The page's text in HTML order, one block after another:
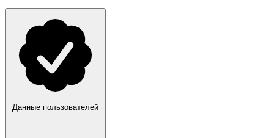
Данные пользователей